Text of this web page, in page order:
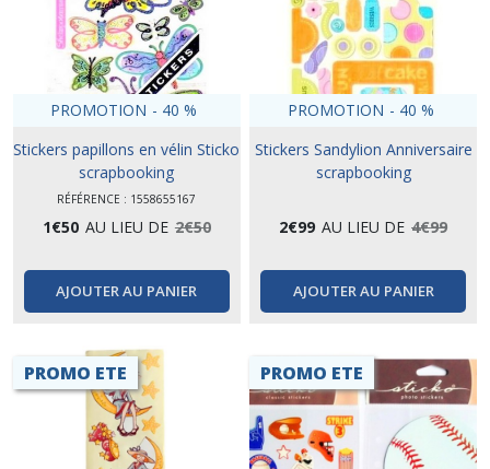
PROMOTION - 40 %
Stickers papillons en vélin Sticko
scrapbooking
RÉFÉRENCE : 1558655167
1€50 AU LIEU DE 2€50
AJOUTER AU PANIER
PROMOTION - 40 %
Stickers Sandylion Anniversaire
scrapbooking
2€99 AU LIEU DE 4€99
AJOUTER AU PANIER
PROMO ETE PROMO ETE